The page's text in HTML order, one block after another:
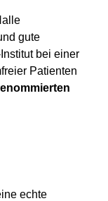
gute
bei einer
Patienten
echte